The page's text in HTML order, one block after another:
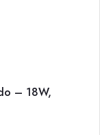
– 18W,